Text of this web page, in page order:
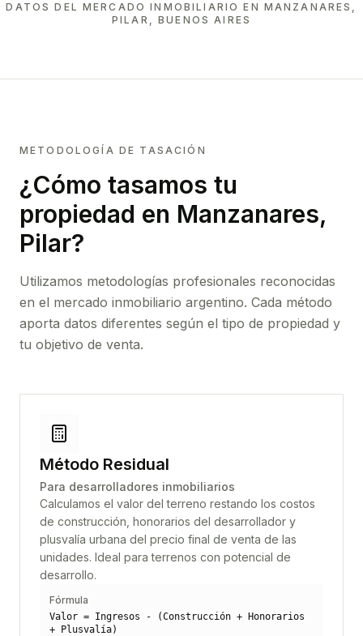
DATOS DEL MERCADO INMOBILIARIO EN MANZANARES,
PILAR, BUENOS AIRES
METODOLOGÍA DE TASACIÓN
¿Cómo tasamos tu
propiedad en Manzanares,
Pilar?
Utilizamos metodologías profesionales reconocidas
en el mercado inmobiliario argentino. Cada método
aporta datos diferentes según el tipo de propiedad y
tu objetivo de venta.
Método Residual
Para desarrolladores inmobiliarios
Calculamos el valor del terreno restando los costos
de construcción, honorarios del desarrollador y
plusvalía urbana del precio final de venta de las
unidades. Ideal para terrenos con potencial de
desarrollo.
Fórmula
Valor = Ingresos - (Construcción + Honorarios
+ Plusvalía)